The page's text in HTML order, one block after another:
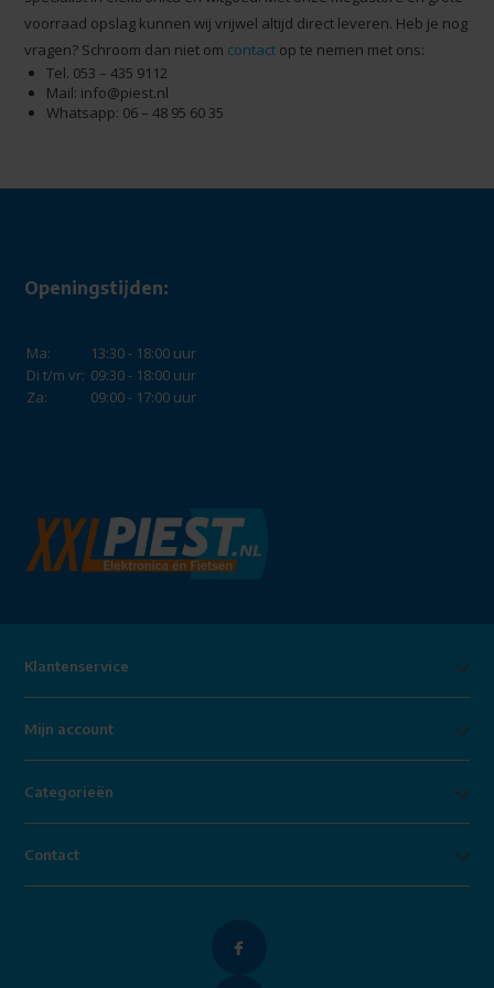
voorraad opslag kunnen wij vrijwel altijd direct leveren. Heb je nog
vragen? Schroom dan niet om contact op te nemen met ons:
Tel. 053 – 435 9112
Mail: info@piest.nl
Whatsapp: 06 – 48 95 60 35
Openingstijden:
Ma:
13:30 - 18:00 uur
Di t/m vr: 09:30 - 18:00 uur
Za:
09:00 - 17:00 uur
Klantenservice
Mijn account
Categorieën
Contact